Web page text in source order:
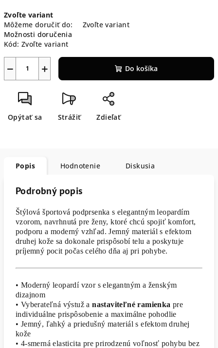
cena:
Zvoľte variant
Môžeme doručiť do:
Zvoľte variant
Možnosti doručenia
Kód: Zvoľte variant
+
− Do košíka
Opýtať sa Strážiť Zdieľať
Popis Hodnotenie Diskusia
Podrobný popis
Štýlová športová podprsenka s elegantným leopardím
vzorom, navrhnutá pre ženy, ktoré chcú spojiť komfort,
podporu a moderný vzhľad. Jemný materiál s efektom
druhej kože sa dokonale prispôsobí telu a poskytuje
príjemný pocit počas celého dňa aj pri pohybe.
• Moderný leopardí vzor s elegantným a ženským
dizajnom
• Vyberateľná výstuž anastaviteľné ramienka pre
individuálne prispôsobenie a maximálne pohodlie
• Jemný, ľahký a priedušný materiál s efektom druhej
kože
• 4-smerná elasticita pre prirodzenú voľnosť pohybu bez